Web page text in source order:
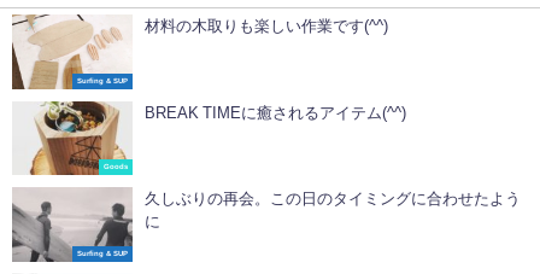
Surfing & SUP
材料の木取りも楽しい作業です(^^)
Goods
BREAK TIMEに癒されるアイテム(^^)
Surfing & SUP
久しぶりの再会。この日のタイミングに合わせたよう
に